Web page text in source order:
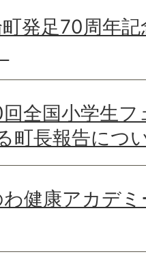
発足70周年
全国小学生
町長報告につ
健康アカデ